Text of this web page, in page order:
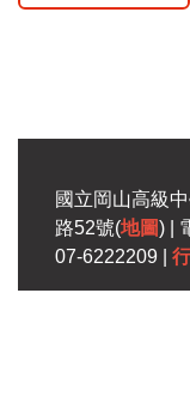
國立岡山高級
路52號(地圖) |
07-6222209 |